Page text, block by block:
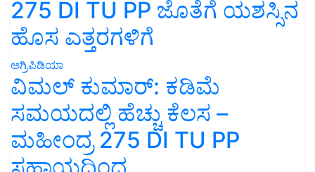
275 DI TU PP ಜೊತೆಗೆ ಯಶಸ್ಸಿನ
ಹೊಸ ಎತ್ತರಗಳಿಗೆ
ಅಗ್ರಿಪಿಡಿಯಾ
ವಿಮಲ್ ಕುಮಾರ್: ಕಡಿಮೆ
ಸಮಯದಲ್ಲಿ ಹೆಚ್ಚು ಕೆಲಸ –
ಮಹೀಂದ್ರ 275 DI TU PP